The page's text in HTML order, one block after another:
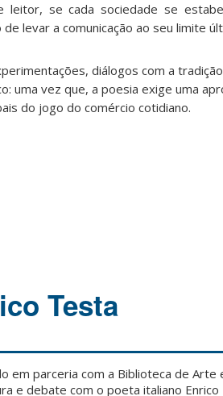
leitor, se cada sociedade se
levar a comunicação ao seu limite
diálogos com a
uma vez que, a poesia exige uma
do jogo do comércio cotidiano.
Testa
em parceria com a Biblioteca de Arte
e debate com o poeta italiano Enrico